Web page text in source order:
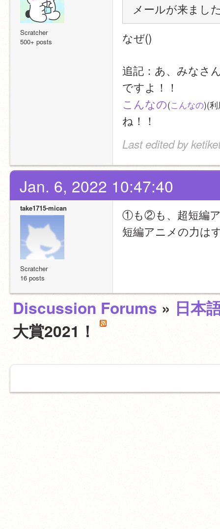
Scratcher
500+ posts
メールが来まし
なぜ()
追記：あ、みなさ
ですよ！！
こんなの(こんなの)(
ね！！
Last edited by
Jan. 6, 2022 10:47:40
take1715-mican
Scratcher
16 posts
①も②も、超短編
短編アニメの力は
Discussion Forums » 日本
大賞2021！